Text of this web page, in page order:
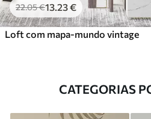
22.05€13 .23€
Loft com mapa-mundo vintage
CATEGORIAS